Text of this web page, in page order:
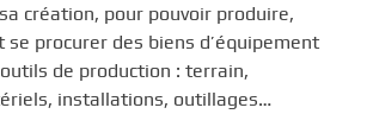
création, pour pouvoir produire,
se procurer des biens d’équipement
de production : terrain,
installations, outillages…